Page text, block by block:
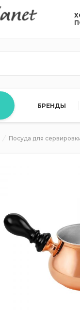
БРЕНДЫ
Посуда для